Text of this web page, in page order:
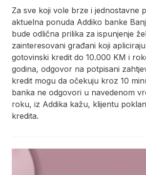
Za sve koji vole brze i jednostavne
aktuelna ponuda Addiko banke
bude odlična prilika za ispunjenje
zainteresovani građani koji
gotovinski kredit do 10.000 KM i
godina, odgovor na potpisani
kredit mogu da očekuju kroz 10
banka ne odgovori u navedenom
roku, iz Addika kažu, klijentu
kredita.